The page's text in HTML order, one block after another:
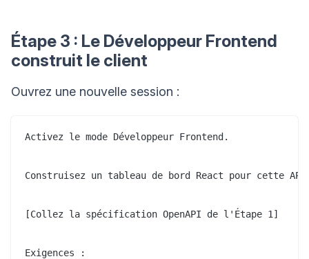
Étape 3 : Le Développeur Frontend
construit le client
Ouvrez une nouvelle session :
Activez le mode Développeur Frontend.
Construisez un tableau de bord React pour cette API
[Collez la spécification OpenAPI de l'Étape 1]
Exigences :